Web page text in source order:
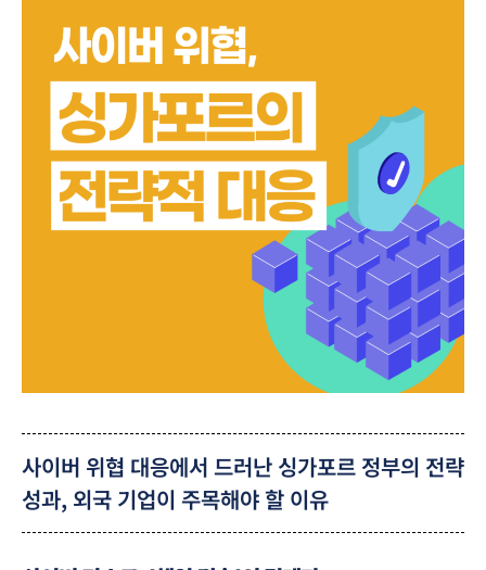
사이버 위협 대응에서 드러난 싱가포르 정부의 전략
성과, 외국 기업이 주목해야 할 이유